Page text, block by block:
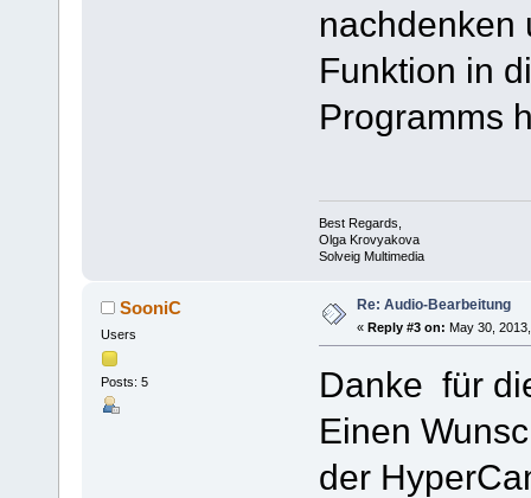
nachdenken
Funktion in
Programms
Best Regards,
Olga Krovyakova
Solveig Multimedia
SooniC
Users
Posts: 5
Re: Audio-Bearbeitung
« Reply #3 on: May 30,
Danke für
Einen
der